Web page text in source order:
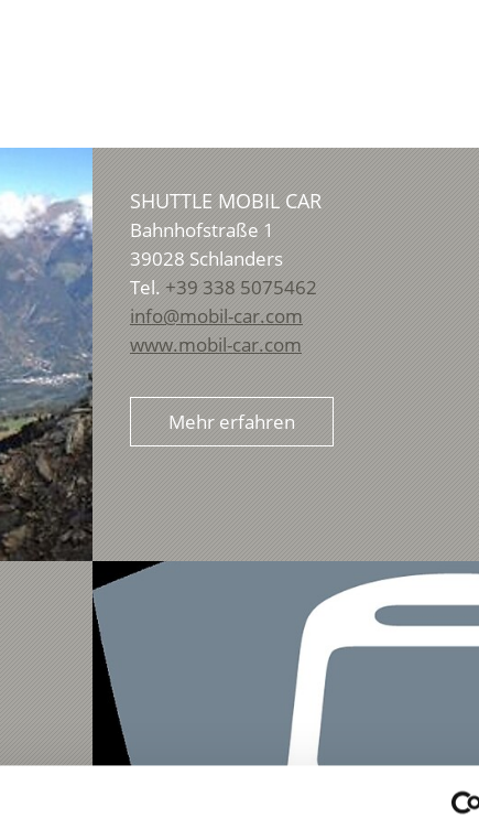
SHUTTLE MOBIL CAR
Bahnhofstraße 1
39028 Schlanders
Tel. +39 338 5075462
info@mobil-car.com
www.mobil-car.com
Mehr erfahren